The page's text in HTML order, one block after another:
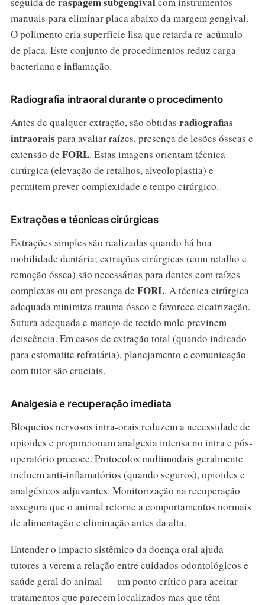
manuais para eliminar placa abaixo da margem gengival.
O polimento cria superfície lisa que retarda re-acúmulo
de placa. Este conjunto de procedimentos reduz carga
bacteriana e inflamação.
Radiografia intraoral durante o procedimento
Antes de qualquer extração, são obtidas radiografias
intraorais para avaliar raízes, presença de lesões ósseas e
extensão de FORL. Estas imagens orientam técnica
cirúrgica (elevação de retalhos, alveoloplastia) e
permitem prever complexidade e tempo cirúrgico.
Extrações e técnicas cirúrgicas
Extrações simples são realizadas quando há boa
mobilidade dentária; extrações cirúrgicas (com retalho e
remoção óssea) são necessárias para dentes com raízes
complexas ou em presença de FORL. A técnica cirúrgica
adequada minimiza trauma ósseo e favorece cicatrização.
Sutura adequada e manejo de tecido mole previnem
deiscência. Em casos de extração total (quando indicado
para estomatite refratária), planejamento e comunicação
com tutor são cruciais.
Analgesia e recuperação imediata
Bloqueios nervosos intra-orais reduzem a necessidade de
opioides e proporcionam analgesia intensa no intra e pós-
operatório precoce. Protocolos multimodais geralmente
incluem anti-inflamatórios (quando seguros), opioides e
analgésicos adjuvantes. Monitorização na recuperação
assegura que o animal retorne a comportamentos normais
de alimentação e eliminação antes da alta.
Entender o impacto sistêmico da doença oral ajuda
tutores a verem a relação entre cuidados odontológicos e
saúde geral do animal — um ponto crítico para aceitar
tratamentos que parecem localizados mas que têm